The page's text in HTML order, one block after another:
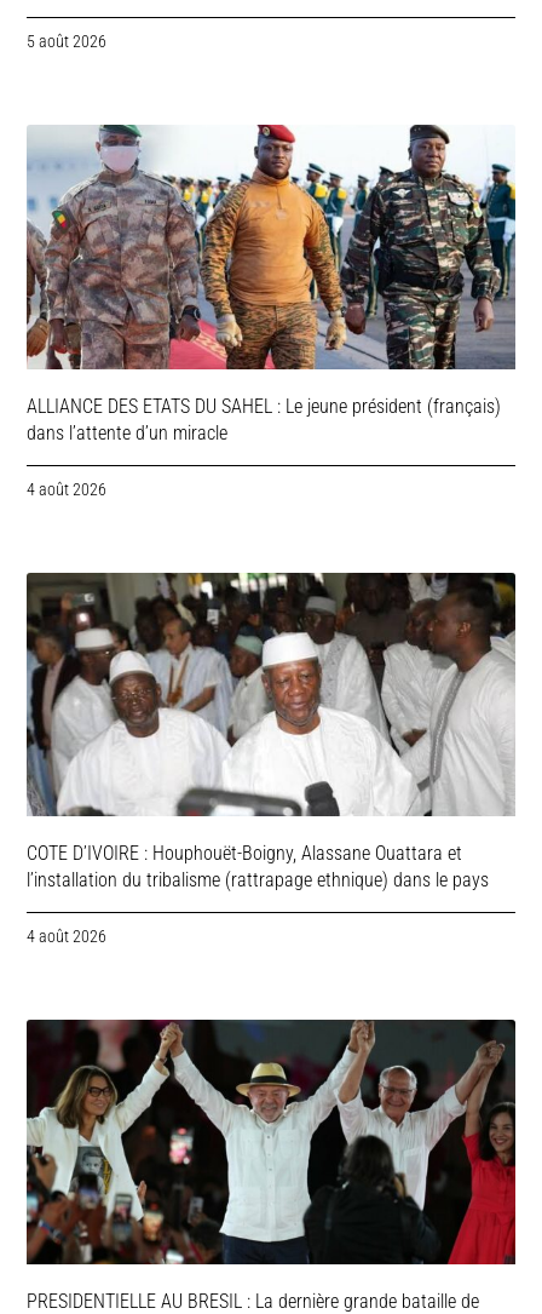
5 août 2026
ALLIANCE DES ETATS DU SAHEL : Le jeune président (français)
dans l’attente d’un miracle
4 août 2026
COTE D’IVOIRE : Houphouët-Boigny, Alassane Ouattara et
l’installation du tribalisme (rattrapage ethnique) dans le pays
4 août 2026
PRESIDENTIELLE AU BRESIL : La dernière grande bataille de